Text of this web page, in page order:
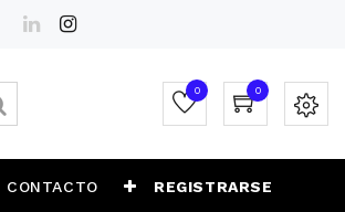
0 0
CONTACTO REGISTRARSE